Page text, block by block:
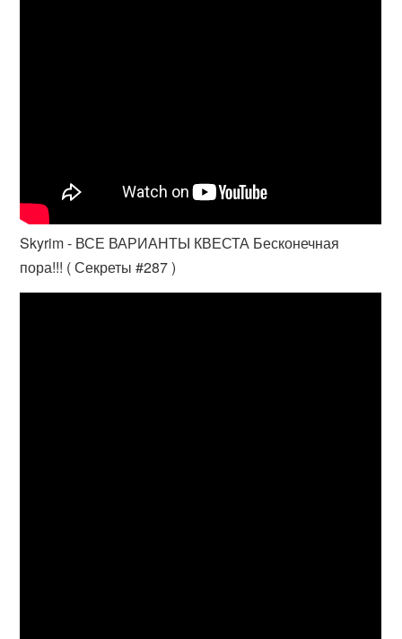
Skyrim - ВСЕ ВАРИАНТЫ КВЕСТА Бесконечная
пора!!! ( Секреты #287 )